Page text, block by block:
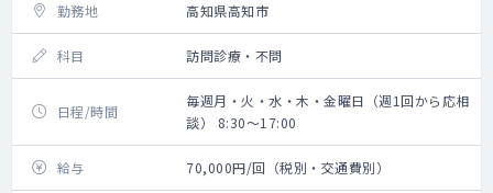
勤務地 高知県高知市
科目 訪問診療・不問
日程/時間
毎週月・火・水・木・金曜日（週1回から応相
談） 8:30～17:00
給与 70,000円/回（税別・交通費別）